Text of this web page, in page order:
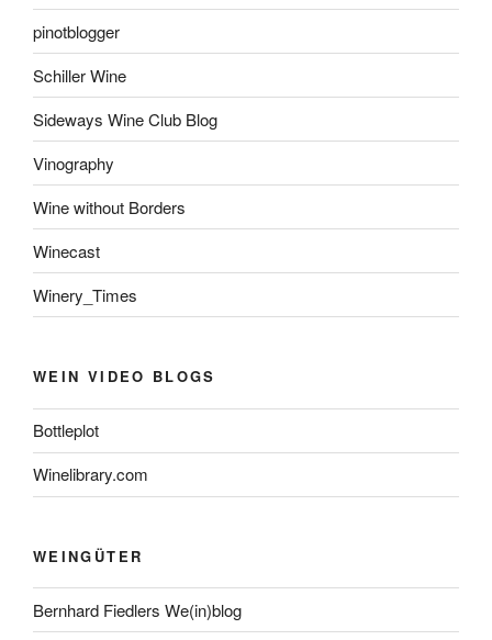
pinotblogger
Schiller Wine
Sideways Wine Club Blog
Vinography
Wine without Borders
Winecast
Winery_Times
WEIN VIDEO BLOGS
Bottleplot
Winelibrary.com
WEINGÜTER
Bernhard Fiedlers We(in)blog